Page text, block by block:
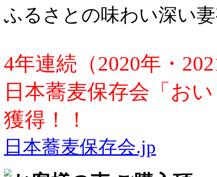
ふるさとの味わい深い
4年連続（2020年・
日本蕎麦保存会「お
獲得！！
日本蕎麦保存会.jp